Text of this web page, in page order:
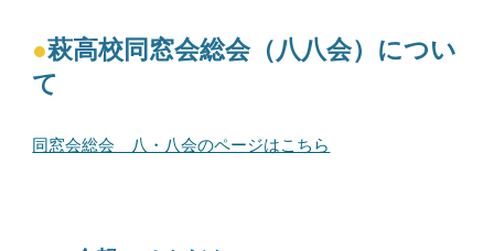
●萩高校同窓会総会（八八会）につい
て
同窓会総会 八・八会のページはこちら